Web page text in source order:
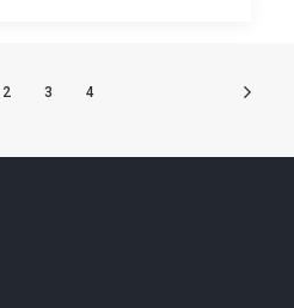
2 3 4